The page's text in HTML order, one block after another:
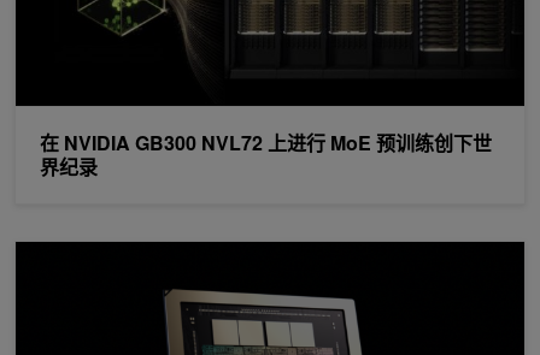
在 NVIDIA GB300 NVL72 上进行 MoE 预训练创下世
界纪录